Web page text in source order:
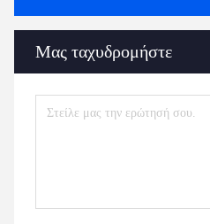
Μας ταχυδρομήστε